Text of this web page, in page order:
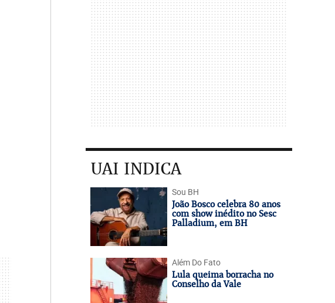
UAI INDICA
Sou BH
João Bosco celebra 80 anos
com show inédito no Sesc
Palladium, em BH
Além Do Fato
Lula queima borracha no
Conselho da Vale